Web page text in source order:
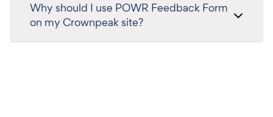
Why should I use POWR Feedback Form
on my Crownpeak site?